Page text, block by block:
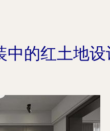
的红土地设